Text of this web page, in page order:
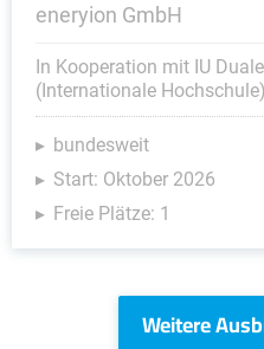
eneryion GmbH
In Kooperation mit IU
(Internationale Hochschule)
bundesweit
Start: Oktober 2026
Freie Plätze: 1
Weitere